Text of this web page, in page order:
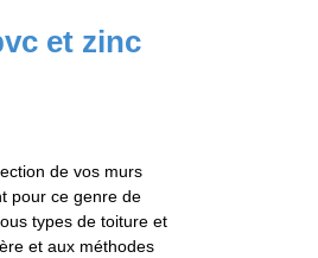
et zinc
de vos murs
pour ce genre de
types de toiture et
et aux méthodes